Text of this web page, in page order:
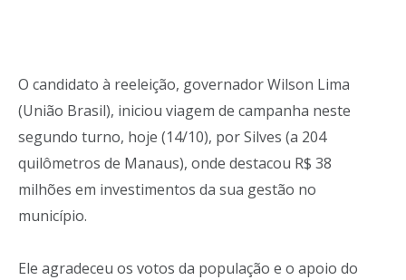
O candidato à reeleição, governador Wilson Lima
(União Brasil), iniciou viagem de campanha neste
segundo turno, hoje (14/10), por Silves (a 204
quilômetros de Manaus), onde destacou R$ 38
milhões em investimentos da sua gestão no
município.
Ele agradeceu os votos da população e o apoio do